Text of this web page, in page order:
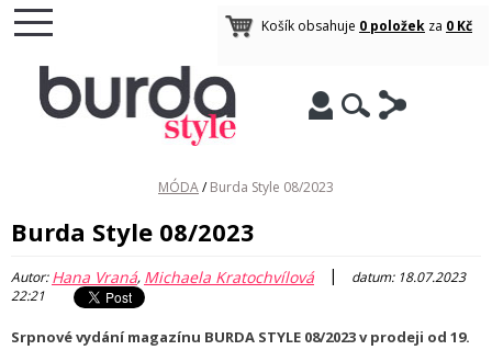
Košík obsahuje 0 položek za 0 Kč
MÓDA/ Burda Style 08/2023
Burda Style 08/2023
Autor:Hana Vraná, Michaela Kratochvílová |
datum: 18.07.2023
22:21
Srpnové vydání magazínu BURDA STYLE 08/2023 v prodeji od 19.